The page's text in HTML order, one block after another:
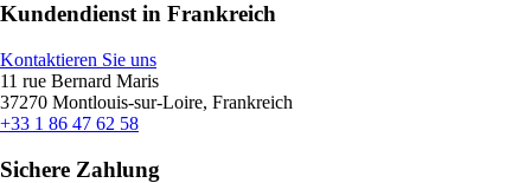
Kundendienst in Frankreich
Kontaktieren Sie uns
11 rue Bernard Maris
37270 Montlouis-sur-Loire, Frankreich
+33 1 86 47 62 58
Sichere Zahlung